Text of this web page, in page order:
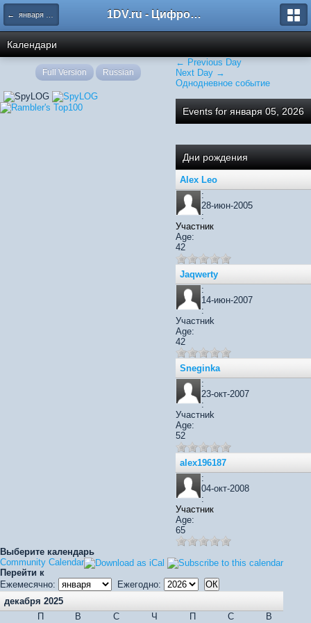
← января 2026 1DV.ru - Цифровое видео
Календари
← Previous Day
Next Day →
Однодневное событие
Events for января 05, 2026
Дни рождения
Alex Leo
:
28-июн-2005
:
Участник
Age:
42
Jaqwerty
:
14-июн-2007
:
Участниk
Age:
42
Sneginka
:
23-окт-2007
:
Участниk
Age:
52
alex196187
:
04-окт-2008
:
Участник
Age:
65
Выберите календарь
Community Calendar
Перейти к
Ежемесячно:
Ежегодно:
декабря 2025
П
В С Ч П С В
Full Version Russian